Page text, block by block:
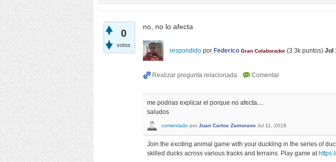
0
votos
no, no lo afecta
respondido por Federico Gran Colaborador (3.3k puntos) Jul
me podrias explicar el porque no afecta....
saludos
comentado por Juan Carlos Zamorano Jul 11, 2018
Join the exciting animal game with your duckling in the series of
skilled ducks across various tracks and terrains. Play game at